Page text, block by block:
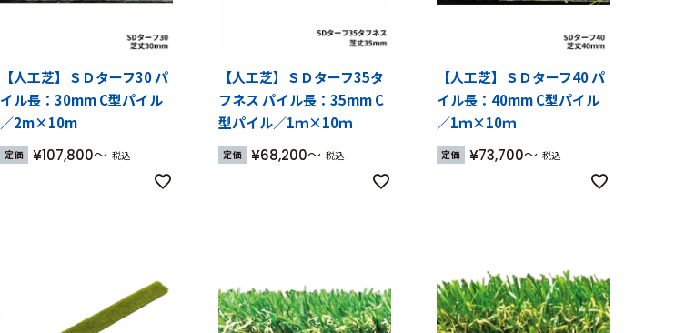
【人工芝】ＳＤターフ30 パ
イル長：30mm C型パイル
／2m×10m
定価 ¥107,800 税込
【人工芝】ＳＤターフ35タ
フネス パイル長：35mm C
型パイル／1ｍ×10ｍ
定価 ¥68,200 税込
【人工芝】ＳＤターフ40 パ
イル長：40mm C型パイル
／1ｍ×10ｍ
定価 ¥73,700 税込